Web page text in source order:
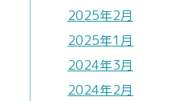
2025年2月
2025年1月
2024年3月
2024年2月